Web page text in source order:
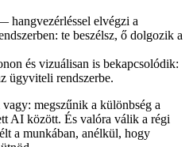
hangvezérléssel elvégzi a
te beszélsz, ő dolgozik a
és vizuálisan is bekapcsolódik:
ügyviteli rendszerbe.
megszűnik a különbség a
AI között. És valóra válik a régi
a munkában, anélkül, hogy